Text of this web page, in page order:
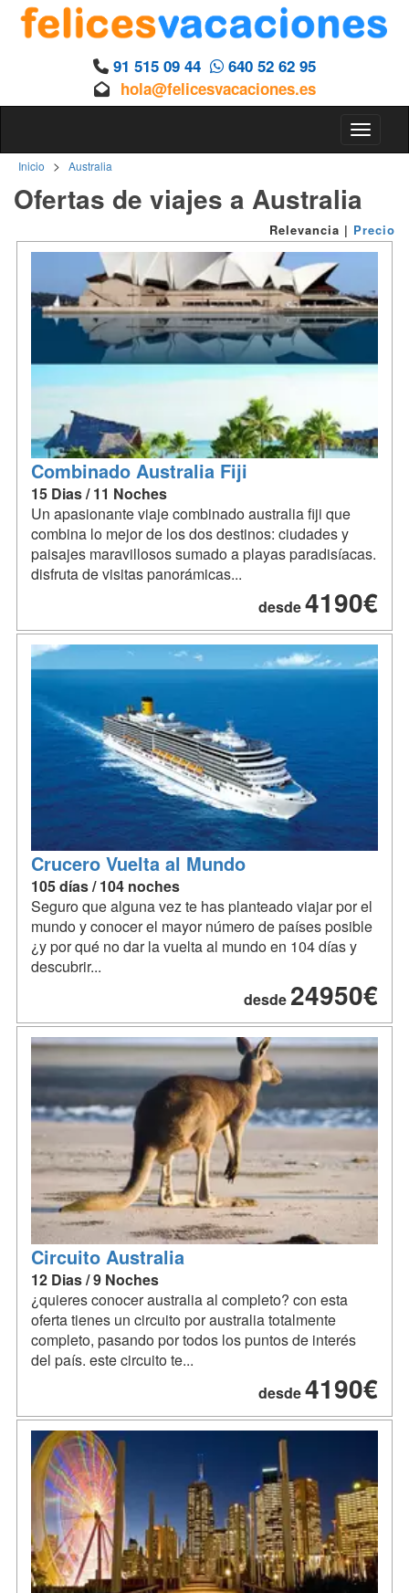
91 515 09 44
640 52 62 95
hola@felicesvacaciones.es
Toggle
Inicio > Australia
Ofertas de viajes a Australia
Relevancia | Precio
Combinado Australia Fiji
15 Dias / 11 Noches
Un apasionante viaje combinado australia fiji que
combina lo mejor de los dos destinos: ciudades y
paisajes maravillosos sumado a playas paradisíacas.
disfruta de visitas panorámicas...
desde4190€
Crucero Vuelta al Mundo
105 días / 104 noches
Seguro que alguna vez te has planteado viajar por el
mundo y conocer el mayor número de países posible
¿y por qué no dar la vuelta al mundo en 104 días y
descubrir...
desde 24950€
Circuito Australia
12 Dias / 9 Noches
¿quieres conocer australia al completo? con esta
oferta tienes un circuito por australia totalmente
completo, pasando por todos los puntos de interés
del país. este circuito te...
desde4190€